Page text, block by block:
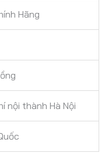
Hãng
nội thành Hà Nội